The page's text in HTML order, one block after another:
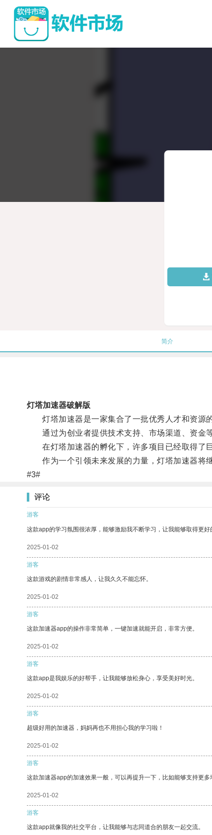
简介
灯塔加速器破解版
灯塔加速器是一家集合了一批优秀人才和资源
通过为创业者提供技术支持、市场渠道、资金等
在灯塔加速器的孵化下，许多项目已经取得了
作为一个引领未来发展的力量，灯塔加速器将继
#3#
评论
游客
这款app的学习氛围很浓厚，能够激励我不断学习，让我能够取得更好
2025-01-02
游客
这款游戏的剧情非常感人，让我久久不能忘怀。
2025-01-02
游客
这款加速器app的操作非常简单，一键加速就能开启，非常方便。
2025-01-02
游客
这款app是我娱乐的好帮手，让我能够放松身心，享受美好时光。
2025-01-02
游客
超级好用的加速器，妈妈再也不用担心我的学习啦！
2025-01-02
游客
这款加速器app的加速效果一般，可以再提升一下，比如能够支持更多
2025-01-02
游客
这款app就像我的社交平台，让我能够与志同道合的朋友一起交流。